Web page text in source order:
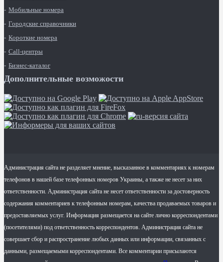
Мобильные номера
Городские справочники
Короткие номера
Call-центры
Бизнес-каталог
Дополнительные возможости
Администрация сайта не разделяет мнение, высказанное в комментариях к номерам
телефонов в нашей базе телефонных номеров Украины, а также не несет за них
ответственности. Администрация сайта не несет ответственности за достоверность
содержания комментариев к телефонным номерам, качества продаваемых товаров и
предоставляемых услуг. Информация размещается на сайте лично корреспондентами
(посетителями) под ответственность корреспондентов. Администрация сайта не
совершает сбор и распространение любых данных или информации, связанных с
данными, размещаемыми корреспондентами. Все комментарии присылаются